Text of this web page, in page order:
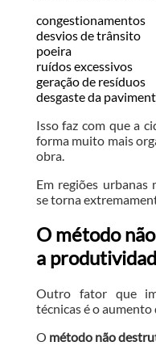
congestionamentos
desvios de trânsito
poeira
ruídos excessivos
geração de resíduos
desgaste da
Isso faz com que a
forma muito mais
obra.
Em regiões urbanas
se torna
O método
a
Outro fator que
técnicas é o
O método não